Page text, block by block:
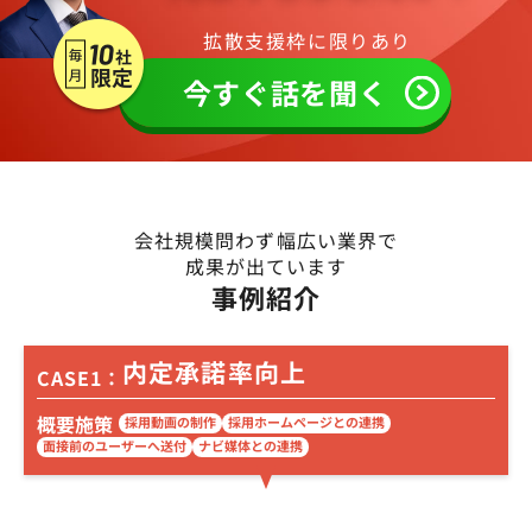
拡散支援枠に限りあり
今すぐ話を聞く
会社規模問わず幅広い業界で
成果が出ています
事例紹介
CASE1： 内定承諾率向上
概要施策 採用動画の制作
採用ホームページとの連携
面接前のユーザーへ送付
ナビ媒体との連携